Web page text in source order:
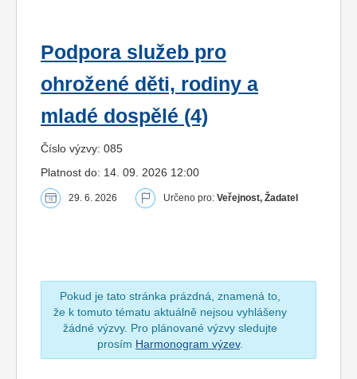
Podpora služeb pro
ohrožené děti, rodiny a
mladé dospělé (4)
Číslo výzvy: 085
Platnost do: 14. 09. 2026 12:00
29. 6. 2026 Určeno pro: Veřejnost, Žadatel
Pokud je tato stránka prázdná, znamená to,
že k tomuto tématu aktuálně nejsou vyhlášeny
žádné výzvy. Pro plánované výzvy sledujte
prosím Harmonogram výzev.